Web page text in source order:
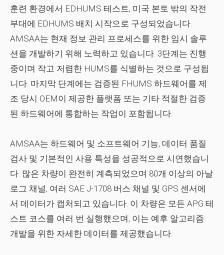
훈련 환경에서 EDHUMS 테스트, 미국 본토 밖의 작전
부대에 EDHUMS 배치 시작으로 구성되었습니다.
AMSAA는 현재 정보 관리 프로세스를 위한 임시 솔루
션을 개발하기 위해 노력하고 있습니다. 3단계는 진행
중이며 작고 저렴한 HUMS를 식별하는 것으로 구성됩
니다. 마지막 단계에는 검증된 FHUMS 하드웨어를 제
조 당시 OEM이 제공한 플랫폼 또는 기타 적절한 검증
된 하드웨어에 통합하는 작업이 포함됩니다.
AMSAA는 하드웨어 및 소프트웨어 기능, 데이터 품질
검사 및 기본적인 사용 특성을 성공적으로 시연했습니
다. 많은 차량이 완전히 계측되었으며 80개 이상의 아날
로그 채널, 여러 SAE J-1708 버스 채널 및 GPS 센서에
서 데이터가 캡처되고 있습니다. 이 차량은 모든 APG 테
스트 코스를 여러 번 실행했으며, 이는 예후 알고리즘
개발을 위한 자세한 데이터를 제공했습니다.